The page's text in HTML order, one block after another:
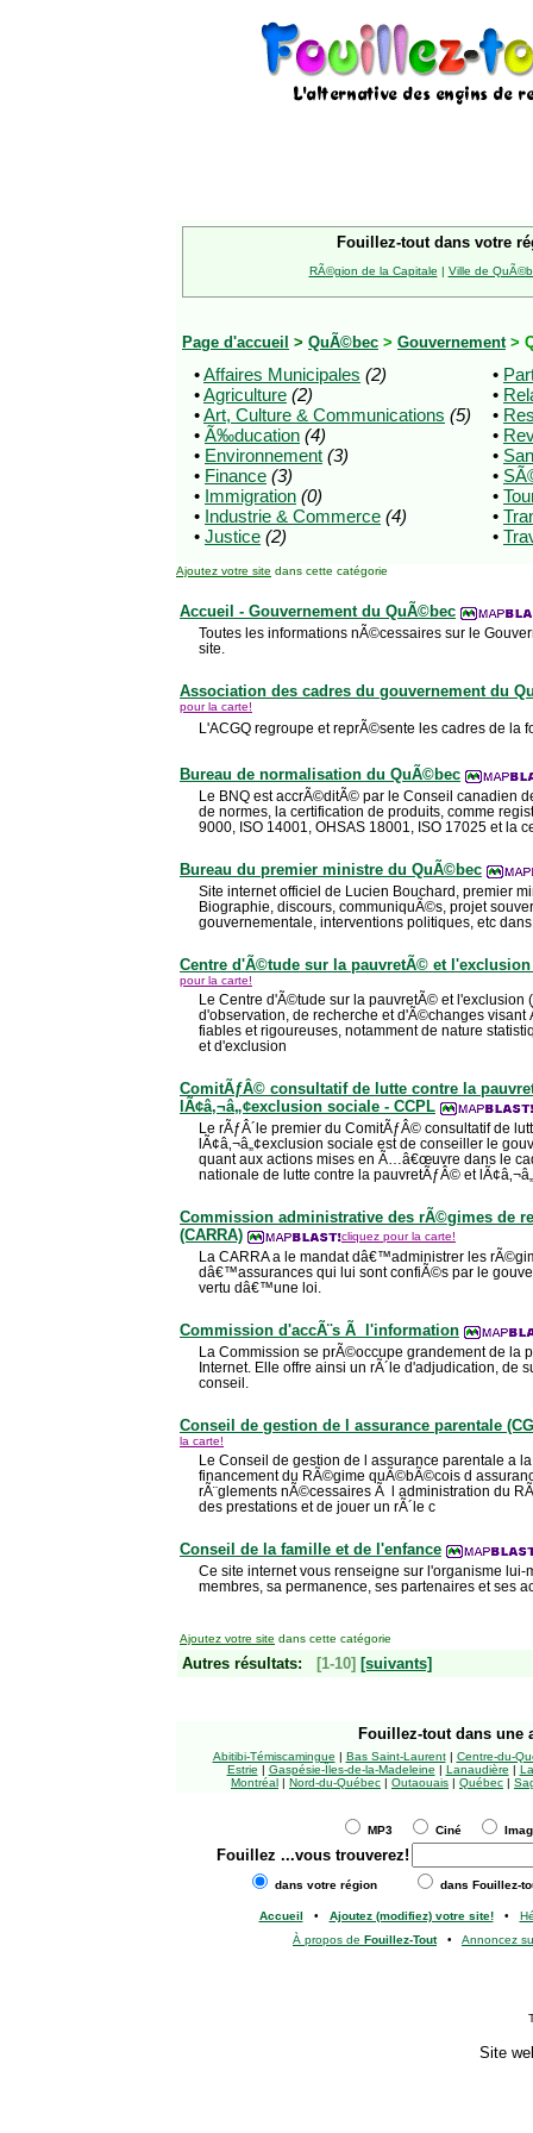
Fouillez-tout dans votre
RÃ©gion de la Capitale | Ville de
Page d'accueil > QuÃ©bec > Gouvernement>
•Affaires Municipales (2)
•Agriculture (2)
•Art, Culture & Communications (5)
• Ã‰ducation (4)
• Environnement (3)
• Finance (3)
• Immigration (0)
• Industrie & Commerce (4)
• Justice (2)
•
•
•
•
•
•
•
•
•
Ajoutez votre site dans cette catégorie
Accueil - Gouvernement du QuÃ©bec
Toutes les informations nÃ©cessaires sur le
site.
Association des cadres du gouvernement du
pour la carte!
L'ACGQ regroupe et reprÃ©sente les cadres de la
Bureau de normalisation du QuÃ©bec
Le BNQ est accrÃ©ditÃ© par le Conseil canadien
de normes, la certification de produits, comme
9000, ISO 14001, OHSAS 18001, ISO 17025 et la
Bureau du premier ministre du QuÃ©bec
Site internet officiel de Lucien Bouchard, premier
Biographie, discours, communiquÃ©s, projet
gouvernementale, interventions politiques, etc
Centre d'Ã©tude sur la pauvretÃ© et l'exclusion
pour la carte!
Le Centre d'Ã©tude sur la pauvretÃ© et l'exclusion
d'observation, de recherche et d'Ã©changes
fiables et rigoureuses, notamment de nature
et d'exclusion
ComitÃƒÂ© consultatif de lutte contre la
lÃ¢â‚¬â„¢exclusion sociale - CCPL
Le rÃƒÂ´le premier du ComitÃƒÂ© consultatif de
lÃ¢â‚¬â„¢exclusion sociale est de conseiller le
quant aux actions mises en Ã…â€œuvre dans le
nationale de lutte contre la pauvretÃƒÂ© et
Commission administrative des rÃ©gimes de
(CARRA)
cliquez pour la carte!
La CARRA a le mandat dâ€™administrer les
dâ€™assurances qui lui sont confiÃ©s par le
vertu dâ€™une loi.
Commission d'accÃ¨s Ã l'information
La Commission se prÃ©occupe grandement de la
Internet. Elle offre ainsi un rÃ´le d'adjudication, de
conseil.
Conseil de gestion de l assurance parentale
la carte!
Le Conseil de gestion de l assurance parentale a
financement du RÃ©gime quÃ©bÃ©cois d
rÃ¨glements nÃ©cessaires Ã l administration du
des prestations et de jouer un rÃ´le c
Conseil de la famille et de l'enfance
Ce site internet vous renseigne sur l'organisme lui-
membres, sa permanence, ses partenaires et ses
Ajoutez votre site dans cette catégorie
Autres résultats: [1-10] [suivants]
Fouillez-tout dans une
Abitibi-Témiscamingue | Bas Saint-Laurent| Centre-du-
Estrie | Gaspésie-Îles-de-la-Madeleine | Lanaudière |
Montréal | Nord-du-Québec | Outaouais | Québec |
MP3 Ciné
Fouillez ...vous trouverez!
dans votre région dans Fouillez-
Accueil • Ajoutez (modifiez) votre site!•
À propos de Fouillez-Tout• Annoncez
Site